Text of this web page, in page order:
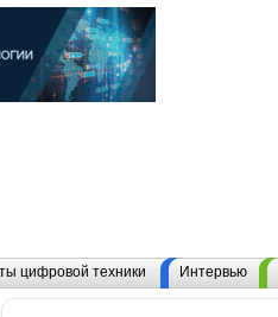
цифровой техники Интервью